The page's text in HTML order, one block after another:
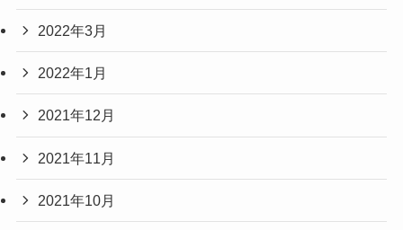
2022年3月
2022年1月
2021年12月
2021年11月
2021年10月